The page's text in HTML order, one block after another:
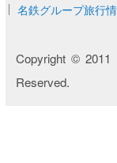
名鉄グループ旅行
Copyright © 2011
Reserved.